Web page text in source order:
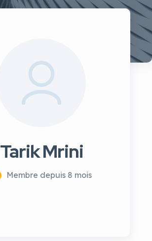
Tarik Mrini
Membre depuis 8 mois